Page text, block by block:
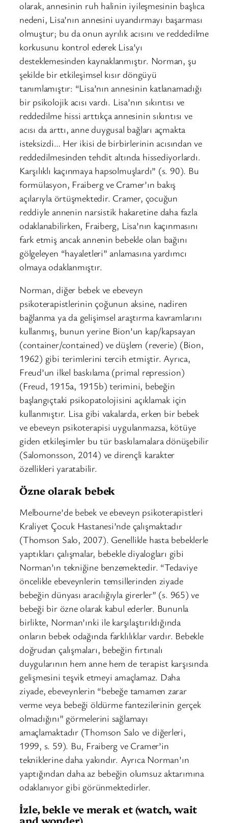
olarak, annesinin ruh halinin iyileşmesinin başlıca
nedeni, Lisa’nın annesini uyandırmayı başarması
olmuştur; bu da onun ayrılık acısını ve reddedilme
korkusunu kontrol ederek Lisa’yı
desteklemesinden kaynaklanmıştır. Norman, şu
şekilde bir etkileşimsel kısır döngüyü
tanımlamıştır: “Lisa’nın annesinin katlanamadığı
bir psikolojik acısı vardı. Lisa’nın sıkıntısı ve
reddedilme hissi arttıkça annesinin sıkıntısı ve
acısı da arttı, anne duygusal bağları açmakta
isteksizdi… Her ikisi de birbirlerinin acısından ve
reddedilmesinden tehdit altında hissediyorlardı.
Karşılıklı kaçınmaya hapsolmuşlardı” (s. 90). Bu
formülasyon, Fraiberg ve Cramer’ın bakış
açılarıyla örtüşmektedir. Cramer, çocuğun
reddiyle annenin narsistik hakaretine daha fazla
odaklanabilirken, Fraiberg, Lisa’nın kaçınmasını
fark etmiş ancak annenin bebekle olan bağını
gölgeleyen “hayaletleri” anlamasına yardımcı
olmaya odaklanmıştır.
Norman, diğer bebek ve ebeveyn
psikoterapistlerinin çoğunun aksine, nadiren
bağlanma ya da gelişimsel araştırma kavramlarını
kullanmış, bunun yerine Bion’un kap/kapsayan
(container/contained) ve düşlem (reverie) (Bion,
1962) gibi terimlerini tercih etmiştir. Ayrıca,
Freud’un ilkel baskılama (primal repression)
(Freud, 1915a, 1915b) terimini, bebeğin
başlangıçtaki psikopatolojisini açıklamak için
kullanmıştır. Lisa gibi vakalarda, erken bir bebek
ve ebeveyn psikoterapisi uygulanmazsa, kötüye
giden etkileşimler bu tür baskılamalara dönüşebilir
(Salomonsson, 2014) ve dirençli karakter
özellikleri yaratabilir.
Özne olarak bebek
Melbourne’de bebek ve ebeveyn psikoterapistleri
Kraliyet Çocuk Hastanesi’nde çalışmaktadır
(Thomson Salo, 2007). Genellikle hasta bebeklerle
yaptıkları çalışmalar, bebekle diyalogları gibi
Norman’ın tekniğine benzemektedir. “Tedaviye
öncelikle ebeveynlerin temsillerinden ziyade
bebeğin dünyası aracılığıyla girerler” (s. 965) ve
bebeği bir özne olarak kabul ederler. Bununla
birlikte, Norman’ınki ile karşılaştırıldığında
onların bebek odağında farklılıklar vardır. Bebekle
doğrudan çalışmaları, bebeğin fırtınalı
duygularının hem anne hem de terapist karşısında
gelişmesini teşvik etmeyi amaçlamaz. Daha
ziyade, ebeveynlerin “bebeğe tamamen zarar
verme veya bebeği öldürme fantezilerinin gerçek
olmadığını” görmelerini sağlamayı
amaçlamaktadır (Thomson Salo ve diğerleri,
1999, s. 59). Bu, Fraiberg ve Cramer’in
tekniklerine daha yakındır. Ayrıca Norman’ın
yaptığından daha az bebeğin olumsuz aktarımına
odaklanıyor gibi görünmektedirler.
İzle, bekle ve merak et (watch, wait
and wonder)